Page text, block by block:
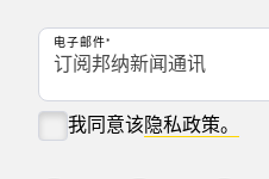
电子邮件
我同意该隐私政策。